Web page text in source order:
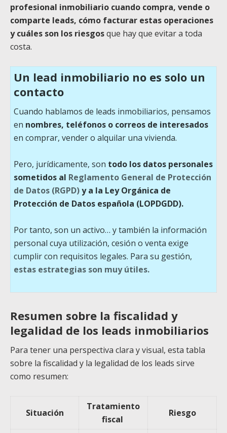
profesional inmobiliario cuando compra, vende o
comparte leads, cómo facturar estas operaciones
y cuáles son los riesgosque hay que evitar a toda
costa.
Un lead inmobiliario no es solo un
contacto
Cuando hablamos de leads inmobiliarios, pensamos
en nombres, teléfonos o correos de interesados
en comprar, vender o alquilar una vivienda.
Pero, jurídicamente, son todo los datos personales
sometidos al Reglamento General de Protección
de Datos (RGPD)y a la Ley Orgánica de
Protección de Datos española (LOPDGDD).
Por tanto, son un activo… y también la información
personal cuya utilización, cesión o venta exige
cumplir con requisitos legales. Para su gestión,
estas estrategias son muy útiles.
Resumen sobre la fiscalidad y
legalidad de los leads inmobiliarios
Para tener una perspectiva clara y visual, esta tabla
sobre la fiscalidad y la legalidad de los leads sirve
como resumen:
Situación
Tratamiento
fiscal
Riesgo